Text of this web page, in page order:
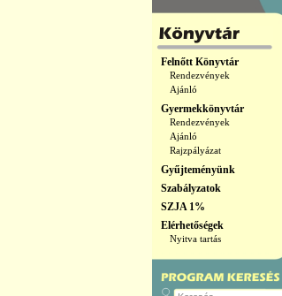
Felnőtt Könyvtár
Rendezvények
Ajánló
Gyermekkönyvtár
Rendezvények
Ajánló
Rajzpályázat
Gyűjteményünk
Szabályzatok
SZJA 1%
Elérhetőségek
Nyitva tartás